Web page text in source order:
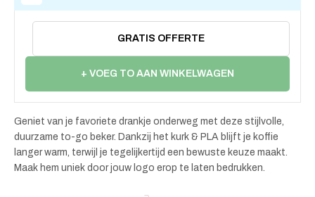
GRATIS OFFERTE
+ VOEG TO AAN WINKELWAGEN
Geniet van je favoriete drankje onderweg met deze stijlvolle,
duurzame to-go beker. Dankzij het kurk & PLA blijft je koffie
langer warm, terwijl je tegelijkertijd een bewuste keuze maakt.
Maak hem uniek door jouw logo erop te laten bedrukken.